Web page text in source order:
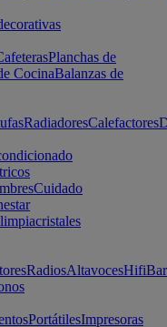
Planchas de
CocinaBalanzas de
RadiadoresCalefactores
Cuidado
RadiosAltavocesHifi
PortátilesImpresoras